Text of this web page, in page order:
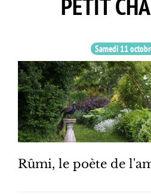
Samedi 11
Rûmi, le poète de